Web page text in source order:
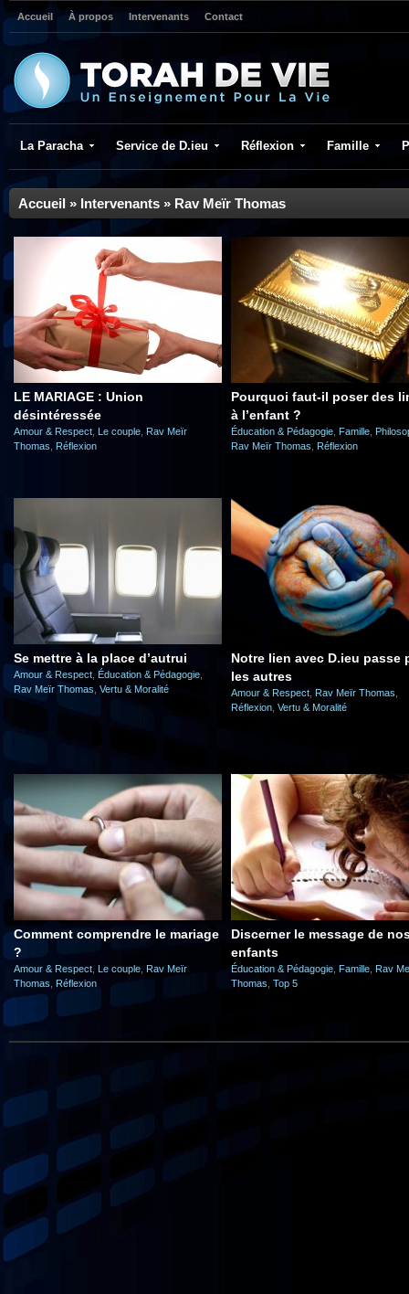
Accueil À propos Intervenants Contact
La Paracha Service de D.ieu Réflexion Famille
Accueil » Intervenants » Rav Meïr Thomas
LE MARIAGE : Union
désintéressée
Amour & Respect Le couple Rav Meïr
Thomas
Réflexion
Pourquoi faut-il poser des
à l’enfant ?
Éducation & Pédagogie Famille
Rav Meïr Thomas Réflexion
Se mettre à la place d’autrui
Amour & Respect Éducation & Pédagogie
Rav Meïr Thomas Vertu & Moralité
Notre lien avec D.ieu passe
les autres
Amour & Respect Rav Meïr Thomas
Réflexion Vertu & Moralité
Comment comprendre le mariage
?
Amour & Respect Le couple Rav Meïr
Thomas
Réflexion
Discerner le message de
enfants
Éducation & Pédagogie Famille Rav
Thomas Top 5